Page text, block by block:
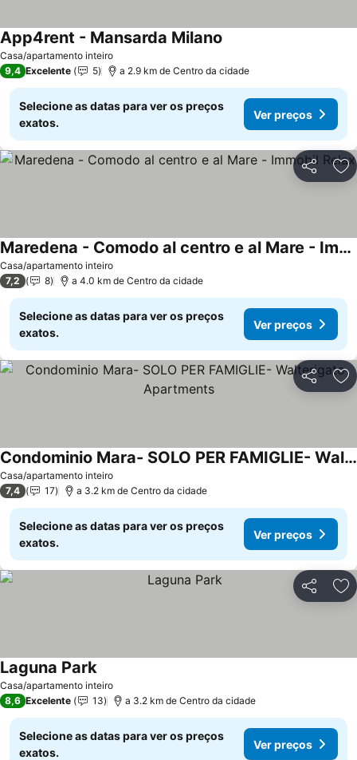
Casa/apartamento inteiro
App4rent - Mansarda Milano
9,4 Excelente 5 a 2.9 km de Centro da cidade
Selecione as datas para ver os preços
exatos.
Ver preços
Partilhar
Casa/apartamento inteiro
Maredena - Comodo al centro e al Mare - Immobil Relax
Ver preços
7,2 8 a 4.0 km de Centro da cidade
Selecione as datas para ver os preços
exatos.
Ver preços
Partilhar
Casa/apartamento inteiro
Condominio Mara- SOLO PER FAMIGLIE- Walterigato Apartments
Ver preços
7,4 17 a 3.2 km de Centro da cidade
Selecione as datas para ver os preços
exatos.
Ver preços
Partilhar
Casa/apartamento inteiro
Laguna ParkVer preços
8,6 Excelente 13 a 3.2 km de Centro da cidade
Selecione as datas para ver os preços
exatos.
Ver preços